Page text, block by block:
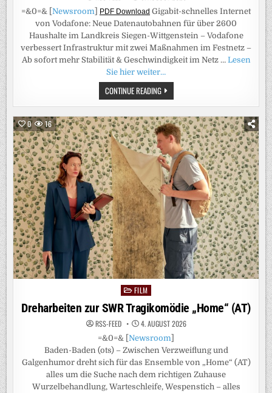
=&0=& [ Newsroom PDF Download Gigabit-schnelles Internet
von Vodafone: Neue Datenautobahnen für über 2600
Haushalte im Landkreis Siegen-Wittgenstein – Vodafone
verbessert Infrastruktur mit zwei Maßnahmen im Festnetz –
Ab sofort mehr Stabilität & Geschwindigkeit im Netz … Lesen
Sie hier weiter…
CONTINUE READINGGIGABIT-
SCHNELLES
INTERNET
VON
VODAFONE:
NEUE
DATENAUTOBAHNEN
FÜR
ÜBER
2600
HAUSHALTE
IM
LANDKREIS
SIEGEN-
WITTGENSTEIN
0 16
Posted
in
FILM
Dreharbeiten zur SWR Tragikomödie „Home“ (AT)
RSS-FEED 4. AUGUST 2026
=&0=& [Newsroom]
Baden-Baden (ots) – Zwischen Verzweiflung und
Galgenhumor dreht sich für das Ensemble von „Home“ (AT)
alles um die Suche nach dem richtigen Zuhause
Wurzelbehandlung, Warteschleife, Wespenstich – alles